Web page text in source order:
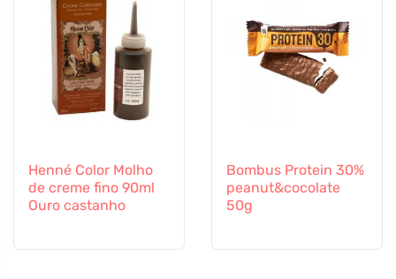
Henné Color Molho
de creme fino 90ml
Ouro castanho
Bombus Protein 30%
peanut&cocolate
50g